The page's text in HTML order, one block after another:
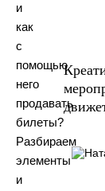
и
как
с
помощью
него
продавать
билеты?
Разбираем
элементы
и